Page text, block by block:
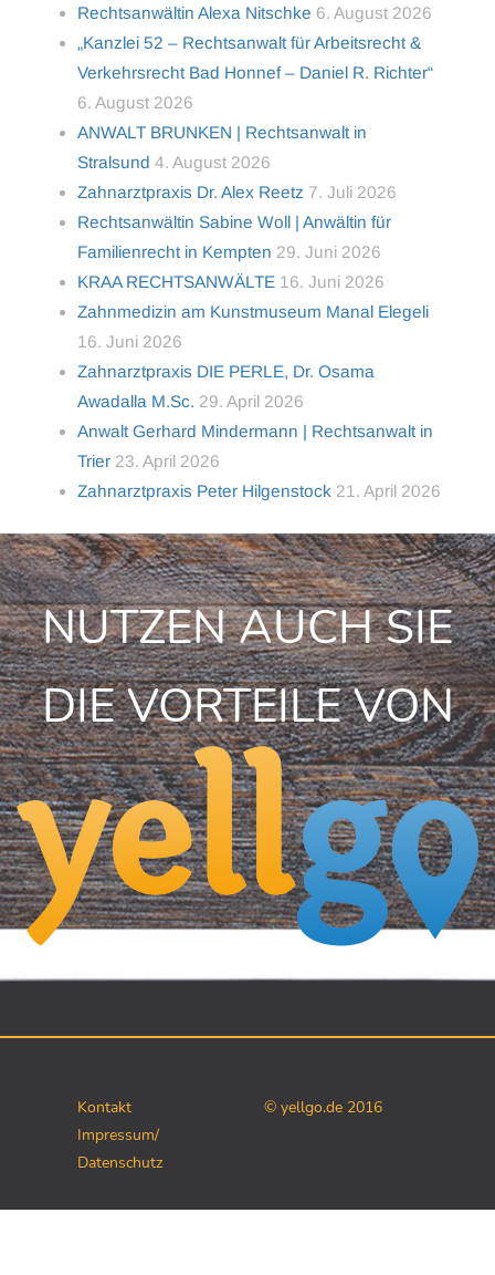
Rechtsanwältin Alexa Nitschke 6. August 2026
„Kanzlei 52 – Rechtsanwalt für Arbeitsrecht &
Verkehrsrecht Bad Honnef – Daniel R. Richter“
6. August 2026
ANWALT BRUNKEN | Rechtsanwalt in
Stralsund 4. August 2026
Zahnarztpraxis Dr. Alex Reetz 7. Juli 2026
Rechtsanwältin Sabine Woll | Anwältin für
Familienrecht in Kempten 29. Juni 2026
KRAA RECHTSANWÄLTE 16. Juni 2026
Zahnmedizin am Kunstmuseum Manal Elegeli
16. Juni 2026
Zahnarztpraxis DIE PERLE, Dr. Osama
Awadalla M.Sc. 29. April 2026
Anwalt Gerhard Mindermann | Rechtsanwalt in
Trier 23. April 2026
Zahnarztpraxis Peter Hilgenstock 21. April 2026
NUTZEN AUCH SIE
DIE VORTEILE VON
Kontakt
Impressum/
Datenschutz
© yellgo.de 2016